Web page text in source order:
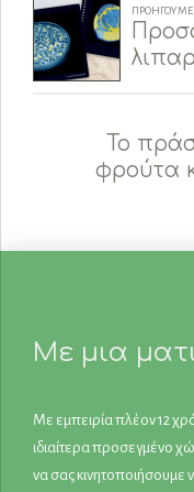
Το
φρούτα
Με μια
Με εμπειρία πλέον 12
ιδιαίτερα προσεγμένο
να σας κινητοποιήσουμε